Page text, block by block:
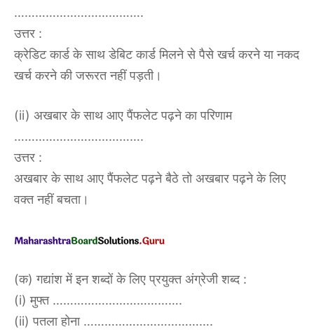
……………………………….
उत्तर :
क्रेडिट कार्ड के साथ डेबिट कार्ड मिलने से पैसे खर्च करने या नकद
खर्च करने की जरूरत नहीं पड़ती।
(ii) अखबार के साथ आए पैंफलेट पढ़ने का परिणाम
……………………………….
उत्तर :
अखबार के साथ आए पैंफलेट पढ़ने बैठे तो अखबार पढ़ने के लिए
वक्त नहीं बचता।
(क) गद्यांश में इन शब्दों के लिए प्रयुक्त अंग्रेजी शब्द :
(i) मुफ्त ……………………………….
(ii) पतला होना ……………………………….